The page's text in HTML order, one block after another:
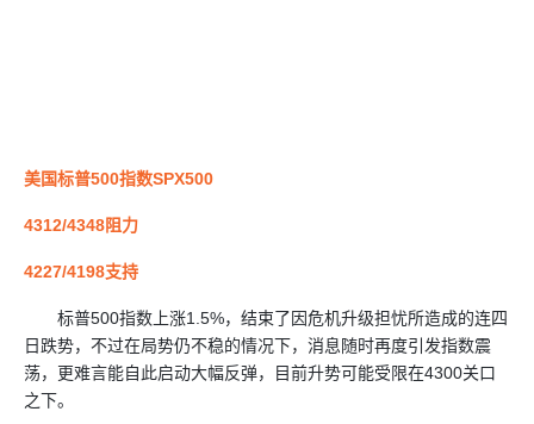
美国标普500指数SPX500
4312/4348阻力
4227/4198支持
标普500指数上涨1.5%，结束了因危机升级担忧所造成的连四
日跌势，不过在局势仍不稳的情况下，消息随时再度引发指数震
荡，更难言能自此启动大幅反弹，目前升势可能受限在4300关口
之下。